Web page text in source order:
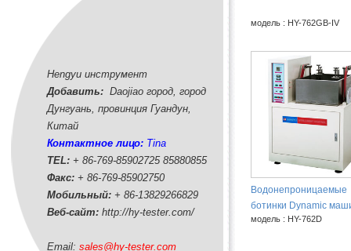
Hengyu инструмент
Добавить: Daojiao город, город
Дунгуань, провинция Гуандун,
Китай
Контактное лицо: Tina
TEL: + 86-769-85902725 85880855
Факс: + 86-769-85902750
Мобильный: + 86-13829266829
Веб-сайт: http://hy-tester.com/
Email: sales@hy-tester.com
модель : HY-762GB-IV
Водонепроницаемые
ботинки Dynamic
модель : HY-762D